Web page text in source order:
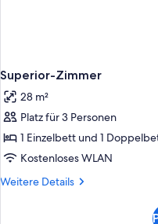
Superior-Zimmer
28 m²
Platz für 3 Personen
1 Einzelbett und 1
Kostenloses WLAN
Weitere Details
Weitere